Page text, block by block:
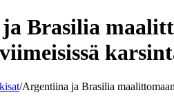
Brasilia
/Argentiina ja Brasilia